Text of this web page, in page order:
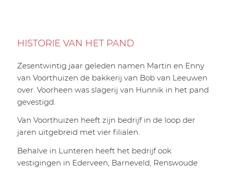
HISTORIE VAN HET PAND
Zesentwintig jaar geleden namen Martin en Enny
van Voorthuizen de bakkerij van Bob van Leeuwen
over. Voorheen was slagerij van Hunnik in het pand
gevestigd.
Van Voorthuizen heeft zijn bedrijf in de loop der
jaren uitgebreid met vier filialen.
Behalve in Lunteren heeft het bedrijf ook
vestigingen in Ederveen, Barneveld, Renswoude